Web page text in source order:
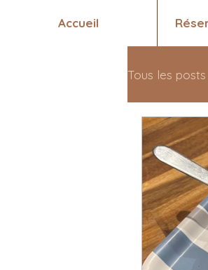
Accueil
Tous les posts
Santé 💖